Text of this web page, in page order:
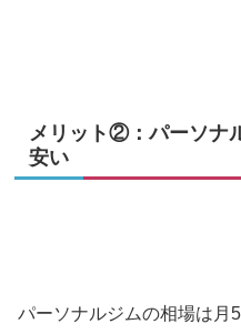
メリット②：パーソナ
安い
パーソナルジムの相場は月